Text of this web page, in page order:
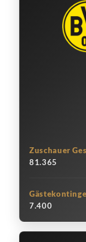
Zuschauer
81.365
7.400